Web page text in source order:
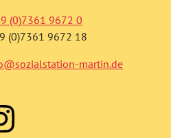
(0)7361 9672 0
(0)7361 9672 18
martin.de